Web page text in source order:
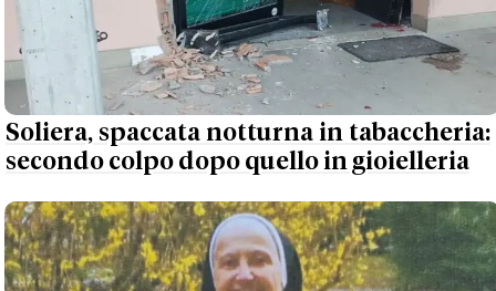
Soliera, spaccata notturna in tabaccheria:
secondo colpo dopo quello in gioielleria